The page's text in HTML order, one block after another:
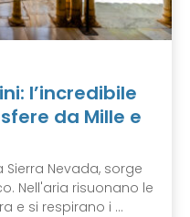
l’incredibile
da Mille e
Nevada, sorge
Nell'aria risuonano le
e si respirano i ...